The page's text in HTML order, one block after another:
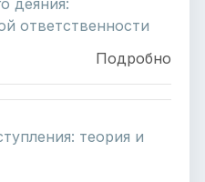
ответственности
Подробно
теория и